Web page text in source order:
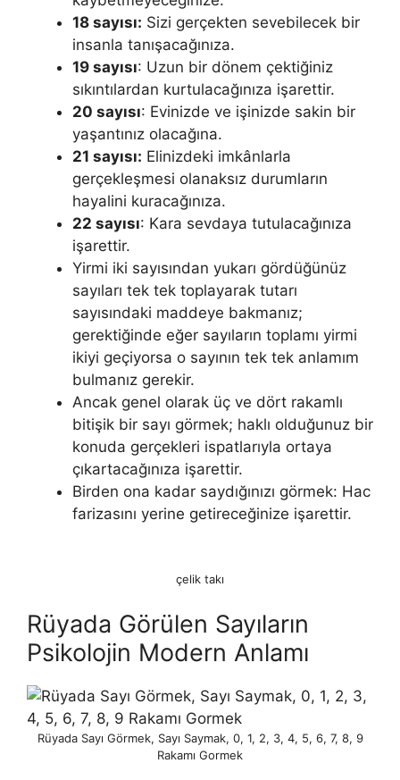
18 sayısı: Sizi gerçekten sevebilecek bir
insanla tanışacağınıza.
19 sayısı: Uzun bir dönem çektiğiniz
sıkıntılardan kurtulacağınıza işarettir.
20 sayısı: Evinizde ve işinizde sa­kin bir
yaşantınız olacağına.
21 sayısı: Elinizdeki imkânlarla
gerçekleşmesi olanak­sız durumların
hayalini kuracağınıza.
22 sayısı: Kara sevdaya tutulacağınıza
işaret­tir.
Yirmi iki sayısından yukarı gördüğünüz
sayıları tek tek toplayarak tutarı
sayısındaki maddeye bakmanız;
gerektiğinde eğer sayıların topla­mı yirmi
ikiyi geçiyorsa o sayının tek tek anlamım
bulmanız gerekir.
Ancak genel olarak üç ve dört rakamlı
bitişik bir sayı görmek; haklı olduğunuz bir
konuda gerçekleri ispatlarıyla ortaya
çıkartacağınıza işarettir.
Birden ona kadar saydığınızı görmek: Hac
farizasını yerine getireceğinize işaret­tir.
çelik takı
Rüyada Görülen Sayıların
Psikolojin Modern Anlamı
Rüyada Sayı Görmek, Sayı Saymak, 0, 1, 2, 3, 4, 5, 6, 7, 8, 9
Rakamı Gormek